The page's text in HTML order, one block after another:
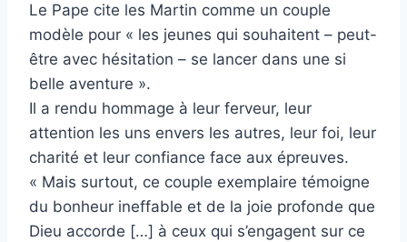
Le Pape cite les Martin comme un couple
modèle pour « les jeunes qui souhaitent – peut-
être avec hésitation – se lancer dans une si
belle aventure ».
Il a rendu hommage à leur ferveur, leur
attention les uns envers les autres, leur foi, leur
charité et leur confiance face aux épreuves.
« Mais surtout, ce couple exemplaire témoigne
du bonheur ineffable et de la joie profonde que
Dieu accorde […] à ceux qui s’engagent sur ce